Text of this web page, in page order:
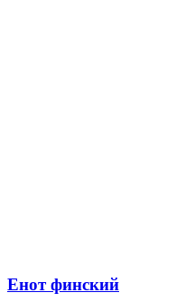
Енот финский